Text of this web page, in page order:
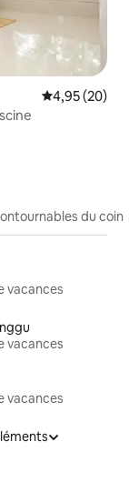
Note
4,95 (20)
du coin
vacances
vacances
vacances